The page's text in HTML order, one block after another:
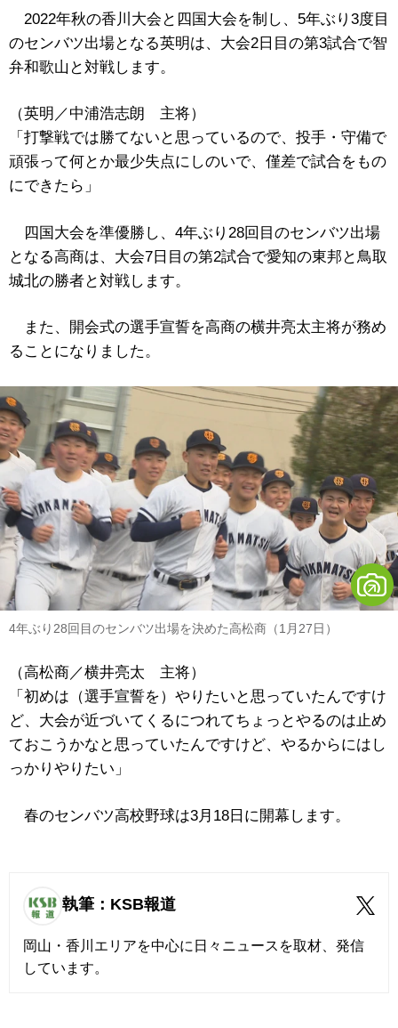
2022年秋の香川大会と四国大会を制し、5年ぶり3度目
のセンバツ出場となる英明は、大会2日目の第3試合で智
弁和歌山と対戦します。
（英明／中浦浩志朗 主将）
「打撃戦では勝てないと思っているので、投手・守備で
頑張って何とか最少失点にしのいで、僅差で試合をもの
にできたら」
四国大会を準優勝し、4年ぶり28回目のセンバツ出場
となる高商は、大会7日目の第2試合で愛知の東邦と鳥取
城北の勝者と対戦します。
また、開会式の選手宣誓を高商の横井亮太主将が務め
ることになりました。
4年ぶり28回目のセンバツ出場を決めた高松商（1月27日）
（高松商／横井亮太 主将）
「初めは（選手宣誓を）やりたいと思っていたんですけ
ど、大会が近づいてくるにつれてちょっとやるのは止め
ておこうかなと思っていたんですけど、やるからにはし
っかりやりたい」
春のセンバツ高校野球は3月18日に開幕します。
執筆：KSB報道
岡山・香川エリアを中心に日々ニュースを取材、発信
しています。